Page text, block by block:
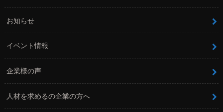
お知らせ
イベント情報
企業様の声
人材を求めるの企業の方へ